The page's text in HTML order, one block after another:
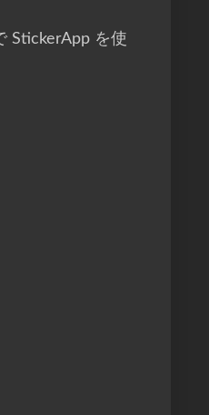
StickerApp を使